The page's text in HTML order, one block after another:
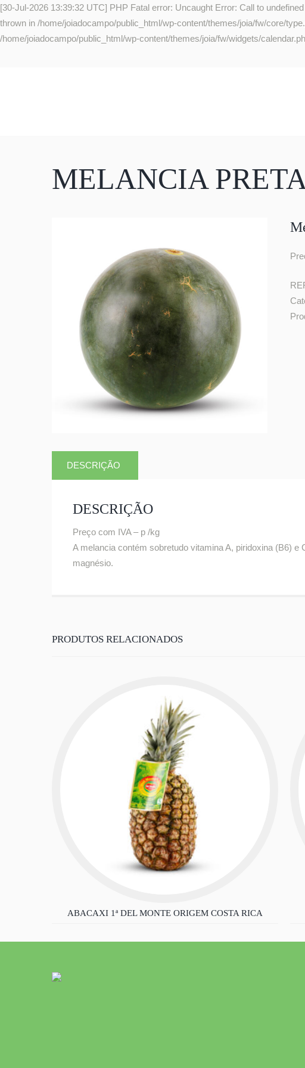
[30-Jul-2026 13:39:32 UTC] PHP Fatal error: Uncaught Error: Call to
thrown in /home/joiadocampo/public_html/wp-content/themes/joia/fw/core/
/home/joiadocampo/public_html/wp-content/themes/joia/fw/widgets/
MELANCIA
DESCRIÇÃO
DESCRIÇÃO
Preço com IVA – p /kg
A melancia contém sobretudo vitamina A, piridoxina (B6) e
magnésio.
PRODUTOS RELACIONADOS
ABACAXI 1ª DEL MONTE ORIGEM COSTA RICA